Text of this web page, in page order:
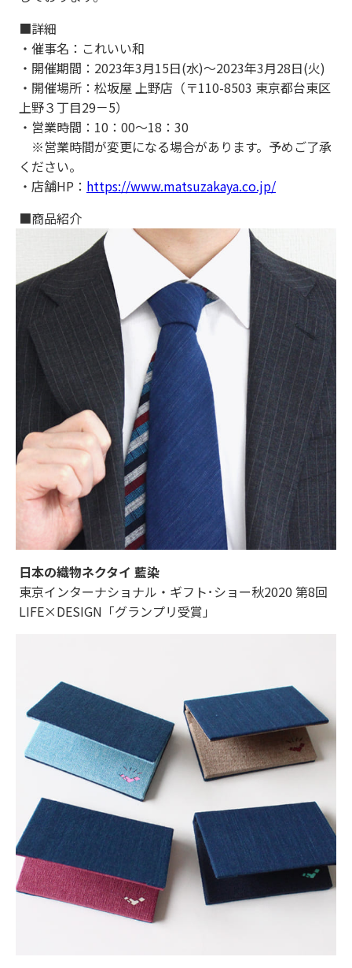
■詳細
・催事名：これいい和
・開催期間：2023年3月15日(水)～2023年3月28日(火)
・開催場所：松坂屋 上野店（〒110-8503 東京都台東区
上野３丁目29－5）
・営業時間：10：00～18：30
※営業時間が変更になる場合があります。予めご了承
ください。
・店舗HP： https://www.matsuzakaya.co.jp/
■商品紹介
日本の織物ネクタイ 藍染
東京インターナショナル・ギフト･ショー秋2020 第8回
LIFE×DESIGN「グランプリ受賞」